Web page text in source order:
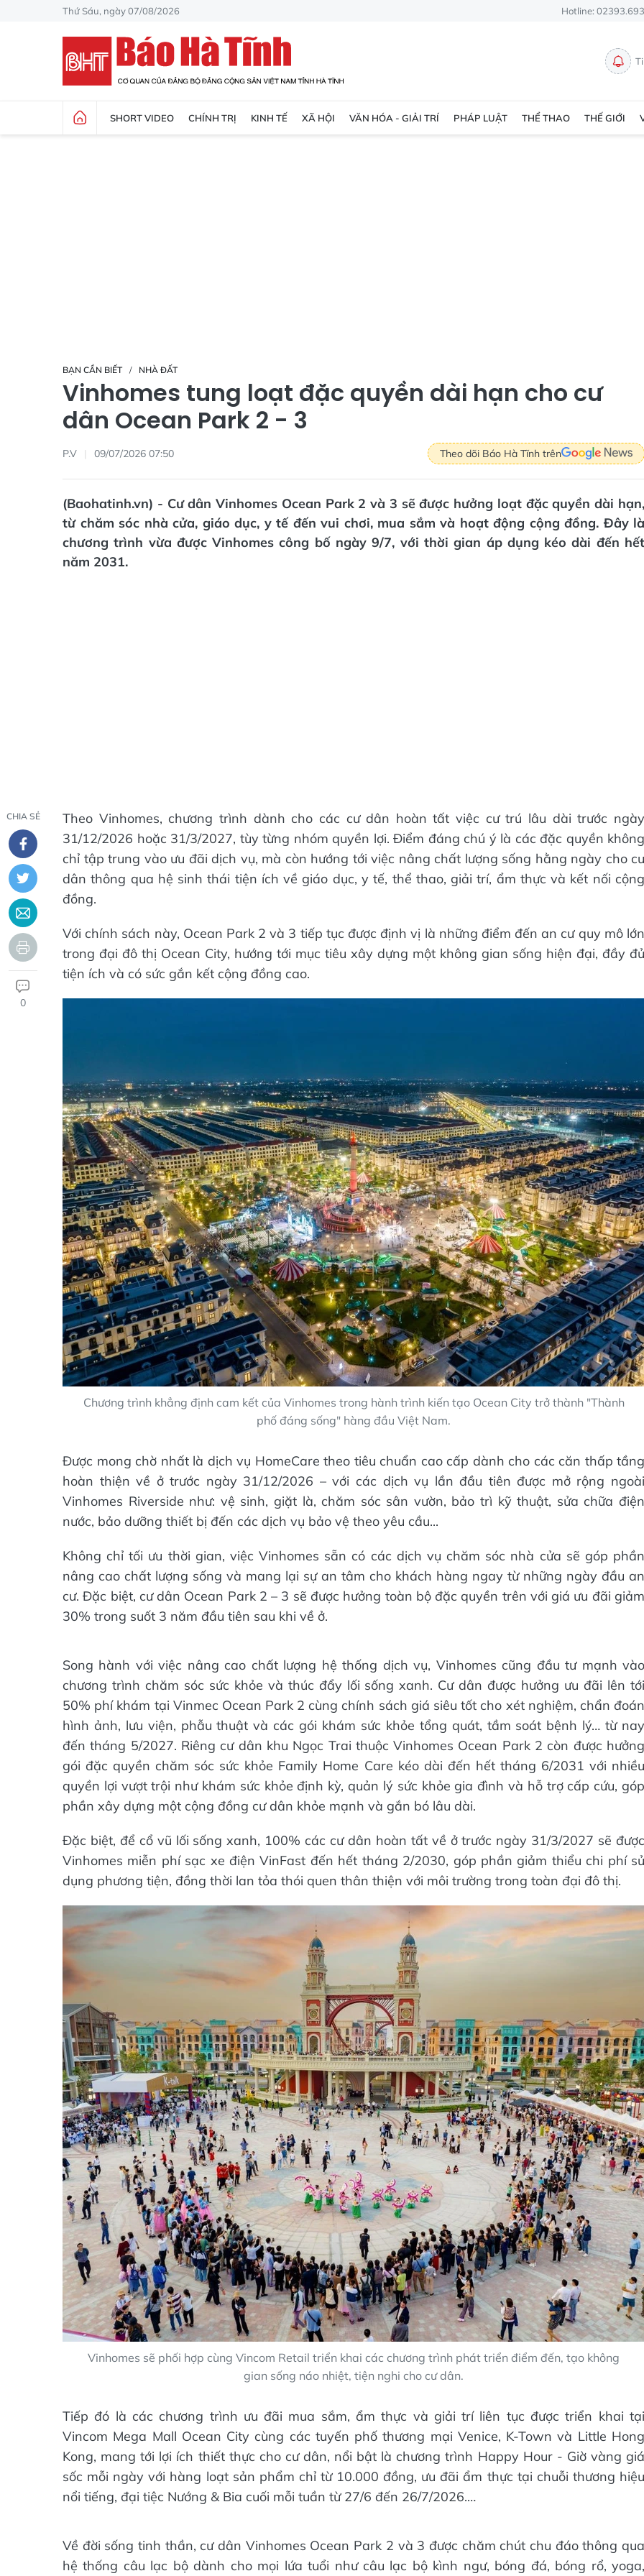
Thứ Sáu, ngày 07/08/2026 Hotline:
SHORT VIDEO CHÍNH TRỊ KINH TẾ XÃ HỘI VĂN HÓA - GIẢI TRÍ PHÁP LUẬT THỂ THAO THẾ GIỚI
BẠN CẦN BIẾT NHÀ ĐẤT
Vinhomes tung loạt đặc quyền dài hạn cho cư
dân Ocean Park 2 - 3
P.V 09/07/2026 07:50 Theo dõi Báo Hà Tĩnh trên
(Baohatinh.vn) - Cư dân Vinhomes Ocean Park 2 và 3 sẽ được hưởng loạt đặc quyền dài hạn,
từ chăm sóc nhà cửa, giáo dục, y tế đến vui chơi, mua sắm và hoạt động cộng đồng. Đây là
chương trình vừa được Vinhomes công bố ngày 9/7, với thời gian áp dụng kéo dài đến hết
năm 2031.
CHIA SẺ
0
Theo Vinhomes, chương trình dành cho các cư dân hoàn tất việc cư trú lâu dài trước ngày
31/12/2026 hoặc 31/3/2027, tùy từng nhóm quyền lợi. Điểm đáng chú ý là các đặc quyền không
chỉ tập trung vào ưu đãi dịch vụ, mà còn hướng tới việc nâng chất lượng sống hằng ngày cho cư
dân thông qua hệ sinh thái tiện ích về giáo dục, y tế, thể thao, giải trí, ẩm thực và kết nối cộng
đồng.
Với chính sách này, Ocean Park 2 và 3 tiếp tục được định vị là những điểm đến an cư quy mô lớn
trong đại đô thị Ocean City, hướng tới mục tiêu xây dựng một không gian sống hiện đại, đầy đủ
tiện ích và có sức gắn kết cộng đồng cao.
Chương trình khẳng định cam kết của Vinhomes trong hành trình kiến tạo Ocean City trở thành "Thành
phố đáng sống" hàng đầu Việt Nam.
Được mong chờ nhất là dịch vụ HomeCare theo tiêu chuẩn cao cấp dành cho các căn thấp tầng
hoàn thiện về ở trước ngày 31/12/2026 – với các dịch vụ lần đầu tiên được mở rộng ngoài
Vinhomes Riverside như: vệ sinh, giặt là, chăm sóc sân vườn, bảo trì kỹ thuật, sửa chữa điện
nước, bảo dưỡng thiết bị đến các dịch vụ bảo vệ theo yêu cầu...
Không chỉ tối ưu thời gian, việc Vinhomes sẵn có các dịch vụ chăm sóc nhà cửa sẽ góp phần
nâng cao chất lượng sống và mang lại sự an tâm cho khách hàng ngay từ những ngày đầu an
cư. Đặc biệt, cư dân Ocean Park 2 – 3 sẽ được hưởng toàn bộ đặc quyền trên với giá ưu đãi giảm
30% trong suốt 3 năm đầu tiên sau khi về ở.
Song hành với việc nâng cao chất lượng hệ thống dịch vụ, Vinhomes cũng đầu tư mạnh vào
chương trình chăm sóc sức khỏe và thúc đẩy lối sống xanh. Cư dân được hưởng ưu đãi lên tới
50% phí khám tại Vinmec Ocean Park 2 cùng chính sách giá siêu tốt cho xét nghiệm, chẩn đoán
hình ảnh, lưu viện, phẫu thuật và các gói khám sức khỏe tổng quát, tầm soát bệnh lý… từ nay
đến tháng 5/2027. Riêng cư dân khu Ngọc Trai thuộc Vinhomes Ocean Park 2 còn được hưởng
gói đặc quyền chăm sóc sức khỏe Family Home Care kéo dài đến hết tháng 6/2031 với nhiều
quyền lợi vượt trội như khám sức khỏe định kỳ, quản lý sức khỏe gia đình và hỗ trợ cấp cứu, góp
phần xây dựng một cộng đồng cư dân khỏe mạnh và gắn bó lâu dài.
Đặc biệt, để cổ vũ lối sống xanh, 100% các cư dân hoàn tất về ở trước ngày 31/3/2027 sẽ được
Vinhomes miễn phí sạc xe điện VinFast đến hết tháng 2/2030, góp phần giảm thiểu chi phí sử
dụng phương tiện, đồng thời lan tỏa thói quen thân thiện với môi trường trong toàn đại đô thị.
Vinhomes sẽ phối hợp cùng Vincom Retail triển khai các chương trình phát triển điểm đến, tạo không
gian sống náo nhiệt, tiện nghi cho cư dân.
Tiếp đó là các chương trình ưu đãi mua sắm, ẩm thực và giải trí liên tục được triển khai tại
Vincom Mega Mall Ocean City cùng các tuyến phố thương mại Venice, K-Town và Little Hong
Kong, mang tới lợi ích thiết thực cho cư dân, nổi bật là chương trình Happy Hour - Giờ vàng giá
sốc mỗi ngày với hàng loạt sản phẩm chỉ từ 10.000 đồng, ưu đãi ẩm thực tại chuỗi thương hiệu
nổi tiếng, đại tiệc Nướng & Bia cuối mỗi tuần từ 27/6 đến 26/7/2026.…
Về đời sống tinh thần, cư dân Vinhomes Ocean Park 2 và 3 được chăm chút chu đáo thông qua
hệ thống câu lạc bộ dành cho mọi lứa tuổi như câu lạc bộ kình ngư, bóng đá, bóng rổ, yoga,